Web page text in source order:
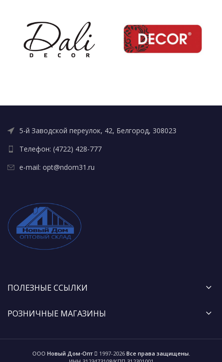
5-й Заводской переулок, 42, Белгород, 308023
Телефон: (4722) 428-777
e-mail: opt@ndom31.ru
ПОЛЕЗНЫЕ ССЫЛКИ
РОЗНИЧНЫЕ МАГАЗИНЫ
ООО Новый Дом-Опт 1997-2026 Все права защищены.